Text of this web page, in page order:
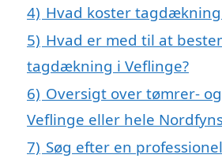
4) Hvad koster
5) Hvad er med til at
tagdækning i Veflinge?
6) Oversigt over tømrer-
Veflinge eller hele
7) Søg efter en